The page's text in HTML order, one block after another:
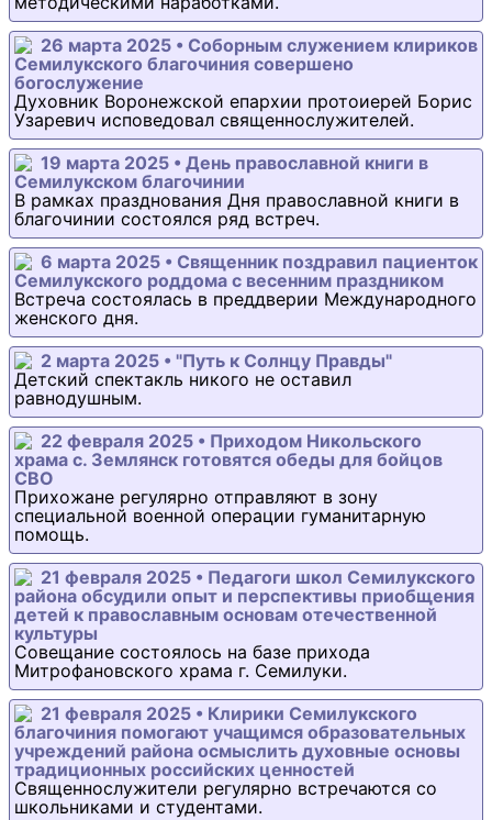
26 марта 2025 • Соборным служением клириков
Семилукского благочиния совершено
богослужение
Духовник Воронежской епархии протоиерей Борис
Узаревич исповедовал священнослужителей.
19 марта 2025 • День православной книги в
Семилукском благочинии
В рамках празднования Дня православной книги в
благочинии состоялся ряд встреч.
6 марта 2025 • Священник поздравил пациенток
Семилукского роддома с весенним праздником
Встреча состоялась в преддверии Международного
женского дня.
2 марта 2025 • "Путь к Солнцу Правды"
Детский спектакль никого не оставил
равнодушным.
22 февраля 2025 • Приходом Никольского
храма с. Землянск готовятся обеды для бойцов
СВО
Прихожане регулярно отправляют в зону
специальной военной операции гуманитарную
помощь.
21 февраля 2025 • Педагоги школ Семилукского
района обсудили опыт и перспективы приобщения
детей к православным основам отечественной
культуры
Совещание состоялось на базе прихода
Митрофановского храма г. Семилуки.
21 февраля 2025 • Клирики Семилукского
благочиния помогают учащимся образовательных
учреждений района осмыслить духовные основы
традиционных российских ценностей
Священнослужители регулярно встречаются со
школьниками и студентами.